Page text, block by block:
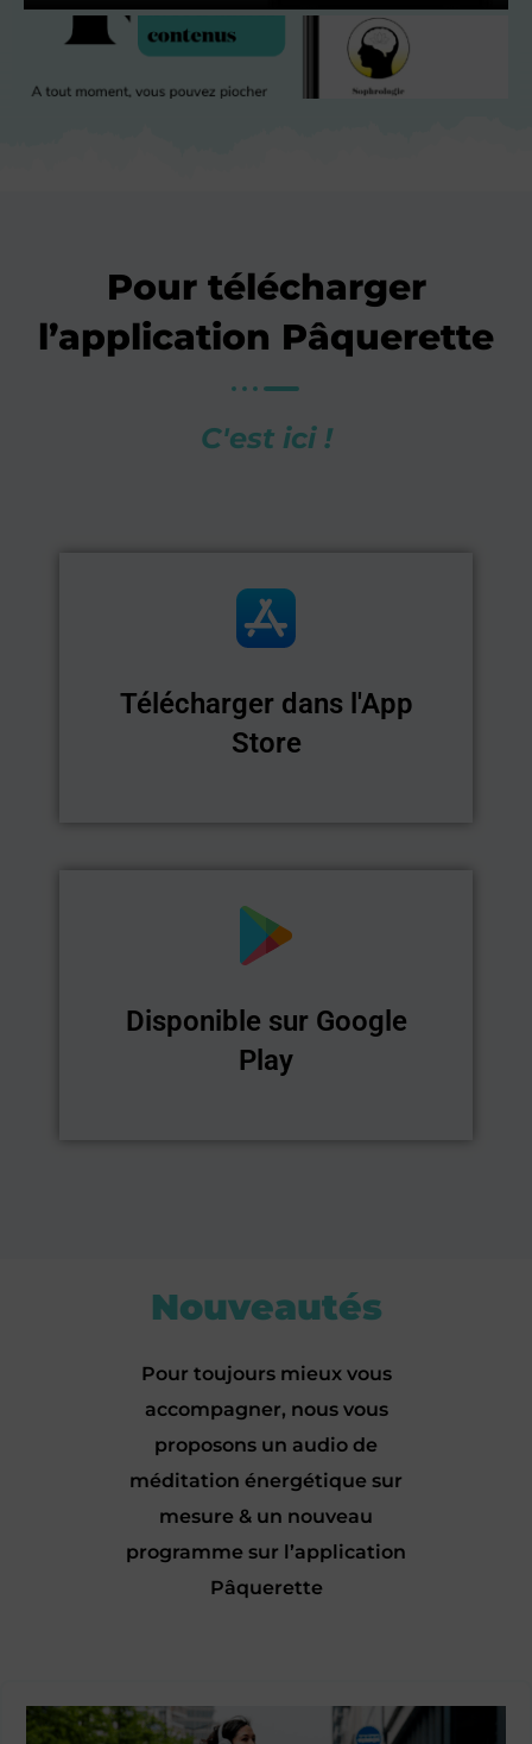
Pour télécharger
l’application Pâquerette
C'est ici !
Télécharger dans l'App
Store
Disponible sur Google
Play
Nouveautés
Pour toujours mieux vous
accompagner, nous vous
proposons un audio de
méditation énergétique sur
mesure & un nouveau
programme sur l’application
Pâquerette